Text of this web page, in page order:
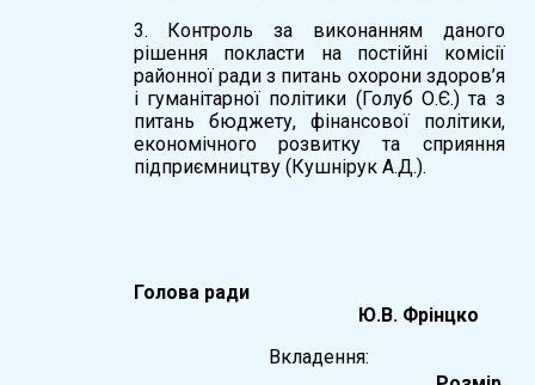
3. Контроль за виконанням даного
рішення покласти на постійні комісії
районної ради з питань охорони здоров’я
і гуманітарної політики (Голуб О.Є.) та з
питань бюджету, фінансової політики,
економічного розвитку та сприяння
підприємництву (Кушнірук А.Д.).
Голова ради
Ю.В. Фрінцко
Вкладення: